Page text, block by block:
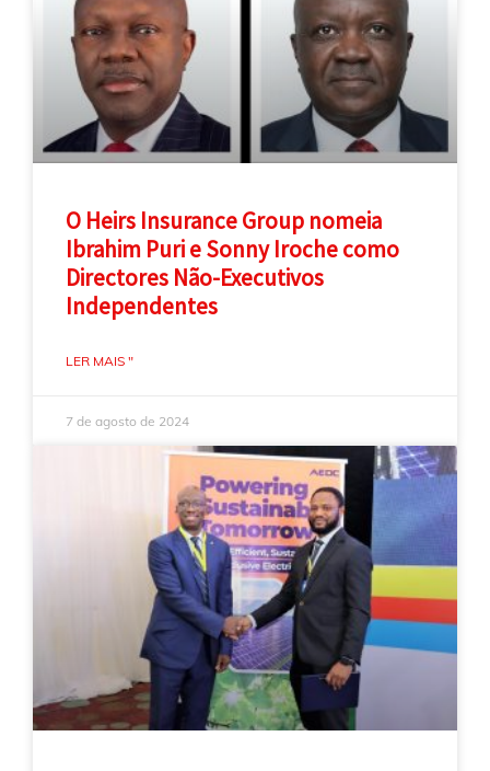
O Heirs Insurance Group nomeia
Ibrahim Puri e Sonny Iroche como
Directores Não-Executivos
Independentes
LER MAIS "
7 de agosto de 2024